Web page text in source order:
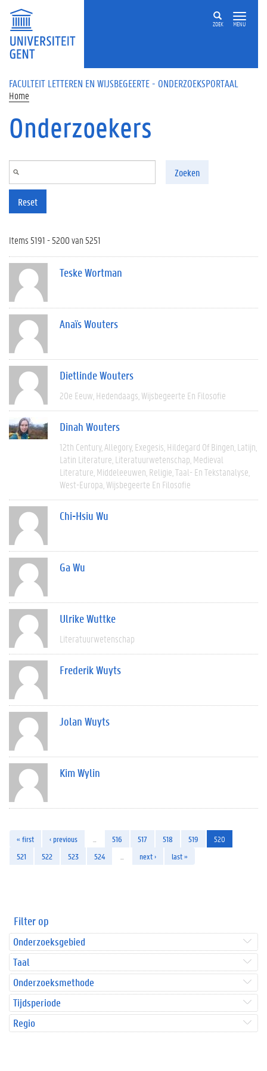
Overslaan en naar de inhoud gaan
ZOEK MENU
FACULTEIT LETTEREN EN WIJSBEGEERTE - ONDERZOEKSPORTAAL
Home
Onderzoekers
Zoeken
Reset
Items 5191 - 5200 van 5251
Teske Wortman
Anaïs Wouters
Dietlinde Wouters
20e Eeuw Hedendaags Wijsbegeerte En Filosofie
Dinah Wouters
12th Century Allegory Exegesis Hildegard Of Bingen Latijn
Latin Literature Literatuurwetenschap Medieval
Literature Middeleeuwen Religie Taal- En Tekstanalyse
West-Europa Wijsbegeerte En Filosofie
Chi-Hsiu Wu
Ga Wu
Ulrike Wuttke
Literatuurwetenschap
Frederik Wuyts
Jolan Wuyts
Kim Wylin
« first ‹ previous 516 517 518 519
520
521
522 523 524 next › last »
Filter op
Onderzoeksgebied
Taal
Onderzoeksmethode
Tijdsperiode
Regio